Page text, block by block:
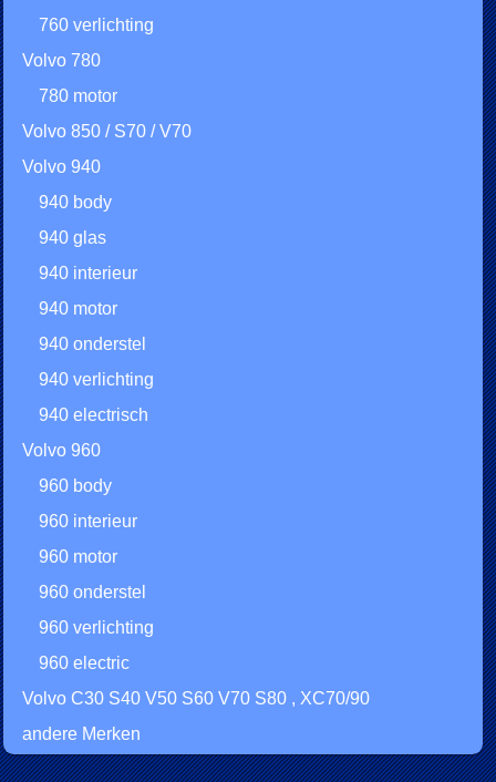
760 verlichting
Volvo 780
780 motor
Volvo 850 / S70 / V70
Volvo 940
940 body
940 glas
940 interieur
940 motor
940 onderstel
940 verlichting
940 electrisch
Volvo 960
960 body
960 interieur
960 motor
960 onderstel
960 verlichting
960 electric
Volvo C30 S40 V50 S60 V70 S80 , XC70/90
andere Merken